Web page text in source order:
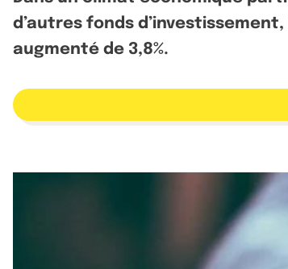
d’autres fonds
augmenté de 3,8%.